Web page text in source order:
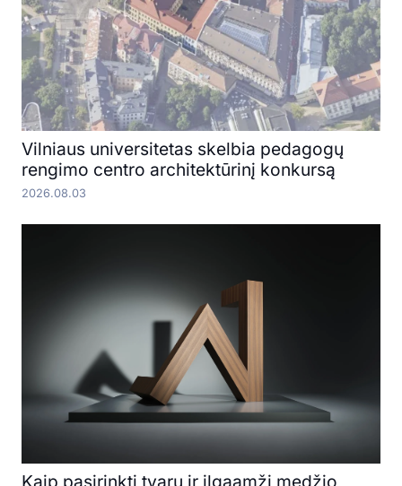
Vilniaus universitetas skelbia pedagogų
rengimo centro architektūrinį konkursą
2026.08.03